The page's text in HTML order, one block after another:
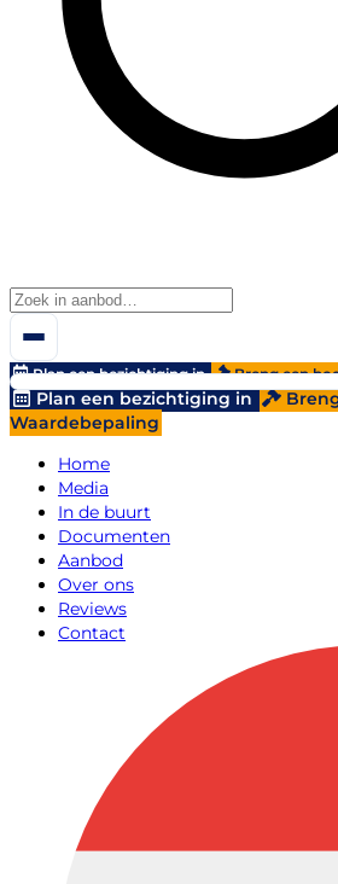
Plan een bezichtiging in Breng een
Plan een bezichtiging in
Waardebepaling
Home
Media
In de buurt
Documenten
Aanbod
Over ons
Reviews
Contact